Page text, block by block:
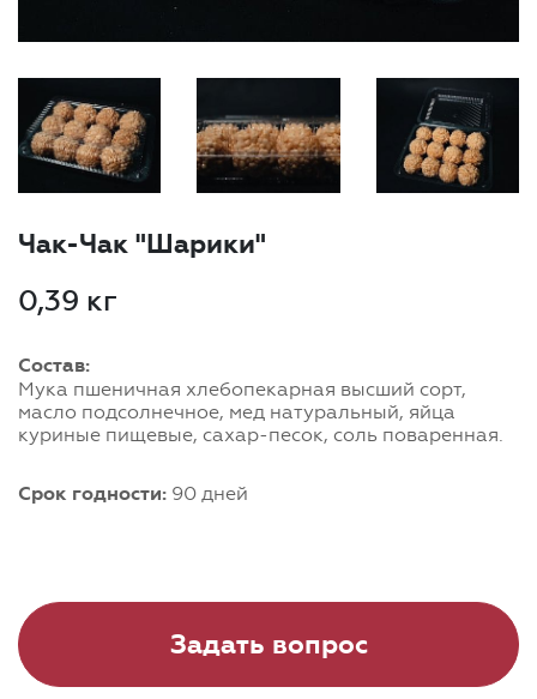
Чак-Чак "Шарики"
0,39 кг
Состав:
Мука пшеничная хлебопекарная высший сорт,
масло подсолнечное, мед натуральный, яйца
куриные пищевые, сахар-песок, соль поваренная.
Срок годности: 90 дней
Задать вопрос